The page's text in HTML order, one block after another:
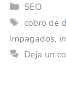
SEO
cobro de
impagados,
Deja un